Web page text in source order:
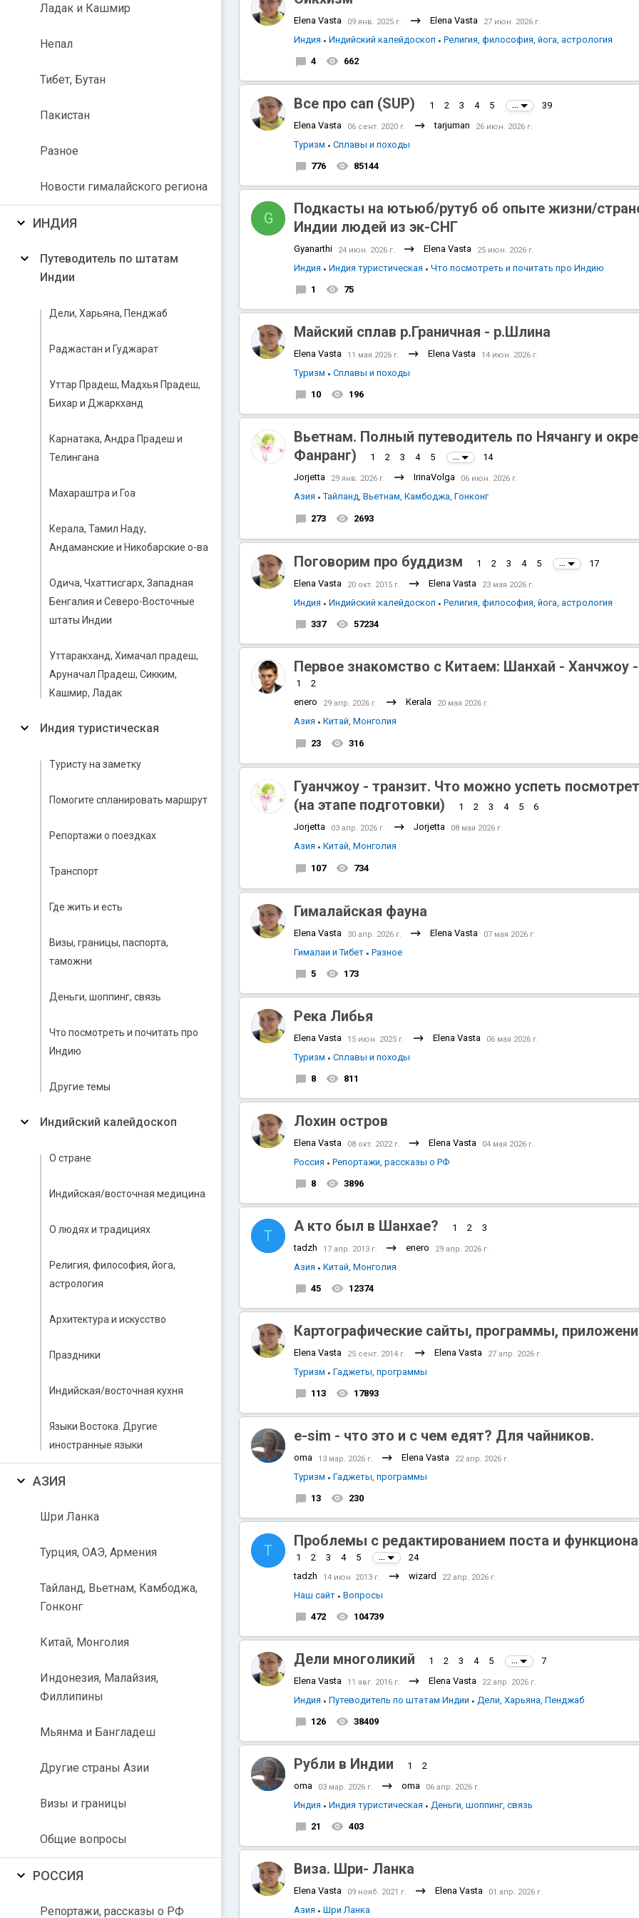
Ладак и Кашмир
Непал
Тибет, Бутан
Пакистан
Разное
Новости гималайского региона
ИНДИЯ
Путеводитель по штатам
Индии
Дели, Харьяна, Пенджаб
Раджастан и Гуджарат
Уттар Прадеш, Мадхья Прадеш,
Бихар и Джаркханд
Карнатака, Андра Прадеш и
Телингана
Махараштра и Гоа
Керала, Тамил Наду,
Андаманские и Никобарские о-ва
Одича, Чхаттисгарх, Западная
Бенгалия и Северо-Восточные
штаты Индии
Уттаракханд, Химачал прадеш,
Аруначал Прадеш, Сикким,
Кашмир, Ладак
Индия туристическая
Туристу на заметку
Помогите спланировать маршрут
Репортажи о поездках
Транспорт
Где жить и есть
Визы, границы, паспорта,
таможни
Деньги, шоппинг, связь
Что посмотреть и почитать про
Индию
Другие темы
Индийский калейдоскоп
О стране
Индийская/восточная медицина
О людях и традициях
Религия, философия, йога,
астрология
Архитектура и искусство
Праздники
Индийская/восточная кухня
Языки Востока. Другие
иностранные языки
АЗИЯ
Шри Ланка
Турция, ОАЭ, Армения
Тайланд, Вьетнам, Камбоджа,
Гонконг
Китай, Монголия
Индонезия, Малайзия,
Филлипины
Мьянма и Бангладеш
Другие страны Азии
Визы и границы
Общие вопросы
РОССИЯ
Репортажи, рассказы о РФ
Elena Vasta 09 янв. 2025 г. Elena Vasta 27 июн. 2026 г.
Индия Индийский калейдоскоп
Религия, философия, йога, астрология
4
662
Все про сап (SUP) 1 2 3 4 5
39
Elena Vasta
06 сент. 2020 г. tarjuman 26 июн. 2026 г.
Туризм
Сплавы и походы
776
85144
Подкасты на ютьюб/рутуб об опыте жизни/
Индии людей из эк-СНГ
G
Gyanarthi 24 июн. 2026 г. Elena Vasta 25 июн. 2026 г.
Индия Индия туристическая
Что посмотреть и почитать про Индию
1
75
Майский сплав р.Граничная - р.Шлина
Elena Vasta 11 мая 2026 г. Elena Vasta 14 июн. 2026 г.
Туризм
Сплавы и походы
10
196
Вьетнам. Полный путеводитель по Нячангу и
Фанранг)
1 2 3 4 5
14
Jorjetta
29 янв. 2026 г. IrinaVolga 06 июн. 2026 г.
Азия Тайланд, Вьетнам, Камбоджа, Гонконг
273 2693
Поговорим про буддизм 1 2 3 4 5
17
Elena Vasta
20 окт. 2015 г. Elena Vasta 23 мая 2026 г.
Индия Индийский калейдоскоп
Религия, философия, йога, астрология
337
57234
Первое знакомство с Китаем: Шанхай - Ханчжоу
1
2
enero
29 апр. 2026 г. Kerala 20 мая 2026 г.
Азия Китай, Монголия
23 316
Гуанчжоу - транзит. Что можно успеть
(на этапе подготовки)
1 2 3 4 5
6
Jorjetta
03 апр. 2026 г. Jorjetta 08 мая 2026 г.
Азия Китай, Монголия
107 734
Гималайская фауна
Elena Vasta 30 апр. 2026 г. Elena Vasta 07 мая 2026 г.
Гималаи и Тибет
Разное
5
173
Река Либья
Elena Vasta 15 июн. 2025 г. Elena Vasta 06 мая 2026 г.
Туризм
Сплавы и походы
8
811
Лохин остров
Elena Vasta 08 окт. 2022 г. Elena Vasta 04 мая 2026 г.
Россия
Репортажи, рассказы о РФ
8
3896
А кто был в Шанхае? 1 2 3
T
tadzh 17 апр. 2013 г. enero 29 апр. 2026 г.
Азия
Китай, Монголия
45
12374
Картографические сайты, программы,
Elena Vasta 25 сент. 2014 г. Elena Vasta 27 апр. 2026 г.
Туризм
Гаджеты, программы
113
17893
e-sim - что это и с чем едят? Для чайников.
oma 13 мар. 2026 г. Elena Vasta 22 апр. 2026 г.
Туризм
Гаджеты, программы
13
230
Проблемы с редактированием поста и
1 2 3 4 5 24
T
tadzh 14 июн. 2013 г. wizard 22 апр. 2026 г.
Наш сайт
Вопросы
472
104739
Дели многоликий 1 2 3 4 5
7
Elena Vasta
11 авг. 2016 г. Elena Vasta 22 апр. 2026 г.
Индия Путеводитель по штатам Индии
Дели, Харьяна, Пенджаб
126
38409
Рубли в Индии 1
2
oma
03 мар. 2026 г. oma 06 апр. 2026 г.
Индия Индия туристическая
Деньги, шоппинг, связь
21
403
Виза. Шри- Ланка
Elena Vasta 09 нояб. 2021 г. Elena Vasta 01 апр. 2026 г.
Азия Шри Ланка